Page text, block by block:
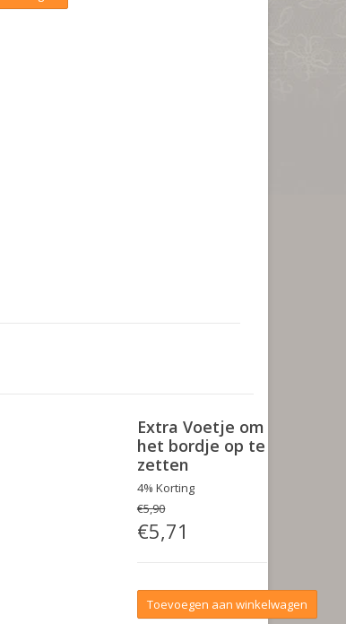
Extra Voetje om
het bordje op te
zetten
4% Korting
€5,90
€5,71
Toevoegen aan winkelwagen